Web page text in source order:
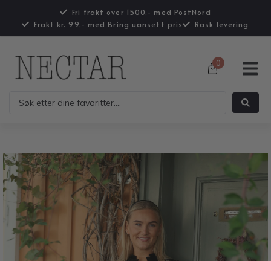
Fri frakt over 1500,- med PostNord
Frakt kr. 99,- med Bring uansett pris
Rask levering
0